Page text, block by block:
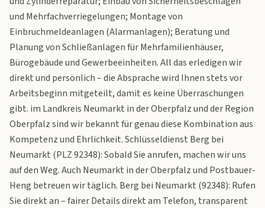
und Mehrfachverriegelungen; Montage von
Einbruchmeldeanlagen (Alarmanlagen); Beratung und
Planung von Schließanlagen für Mehrfamilienhäuser,
Bürogebäude und Gewerbeeinheiten. All das erledigen wir
direkt und persönlich – die Absprache wird Ihnen stets vor
Arbeitsbeginn mitgeteilt, damit es keine Überraschungen
gibt. im Landkreis Neumarkt in der Oberpfalz und der Region
Oberpfalz sind wir bekannt für genau diese Kombination aus
Kompetenz und Ehrlichkeit. Schlüsseldienst Berg bei
Neumarkt (PLZ 92348): Sobald Sie anrufen, machen wir uns
auf den Weg. Auch Neumarkt in der Oberpfalz und Postbauer-
Heng betreuen wir täglich. Berg bei Neumarkt (92348): Rufen
Sie direkt an – fairer Details direkt am Telefon, transparent